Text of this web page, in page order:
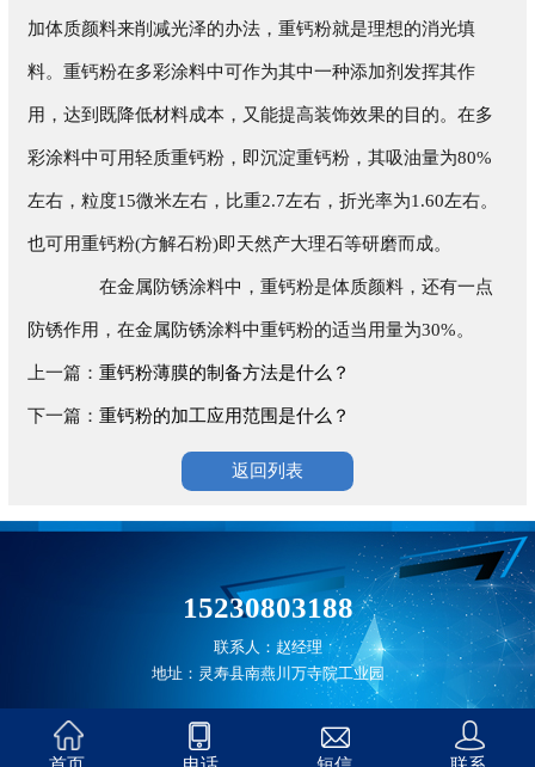
加体质颜料来削减光泽的办法，重钙粉就是理想的消光填
料。重钙粉在多彩涂料中可作为其中一种添加剂发挥其作
用，达到既降低材料成本，又能提高装饰效果的目的。在多
彩涂料中可用轻质重钙粉，即沉淀重钙粉，其吸油量为80%
左右，粒度15微米左右，比重2.7左右，折光率为1.60左右。
也可用重钙粉(方解石粉)即天然产大理石等研磨而成。
在金属防锈涂料中，重钙粉是体质颜料，还有一点
防锈作用，在金属防锈涂料中重钙粉的适当用量为30%。
上一篇：重钙粉薄膜的制备方法是什么？
下一篇：重钙粉的加工应用范围是什么？
返回列表
15230803188
联系人：赵经理
地址：灵寿县南燕川万寺院工业园